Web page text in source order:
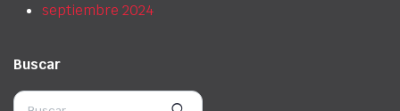
septiembre 2024
Buscar